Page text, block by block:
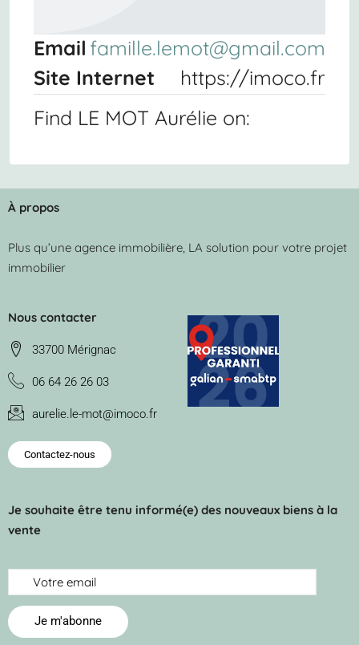
Email famille.lemot@gmail.com
Site Internet
https://imoco.fr
Find LE MOT Aurélie on:
À propos
Plus qu’une agence immobilière, LA solution pour votre projet
immobilier
Nous contacter
33700 Mérignac
06 64 26 26 03
aurelie.le-mot@imoco.fr
Contactez-nous
Je souhaite être tenu informé(e) des nouveaux biens à la
vente